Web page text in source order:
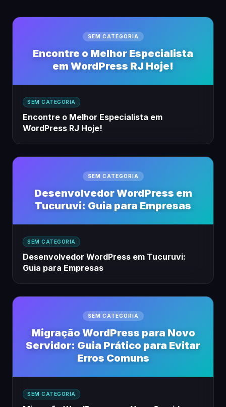
SEM CATEGORIA
Encontre o Melhor Especialista
em WordPress RJ Hoje!
SEM CATEGORIA
Encontre o Melhor Especialista em
WordPress RJ Hoje!
SEM CATEGORIA
Desenvolvedor WordPress em
Tucuruvi: Guia para Empresas
SEM CATEGORIA
Desenvolvedor WordPress em Tucuruvi:
Guia para Empresas
SEM CATEGORIA
Migração WordPress para Novo
Servidor: Guia Prático para Evitar
Erros Comuns
SEM CATEGORIA